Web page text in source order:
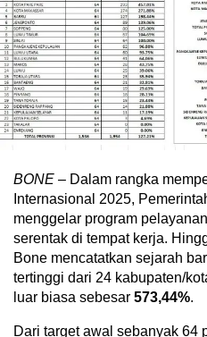
BONE – Dalam rangka
Internasional 2025,
menggelar program
serentak di tempat kerja.
Bone mencatatkan sejarah
tertinggi dari 24 kabupaten/
luar biasa sebesar 573,44%.
Dari target awal sebanyak 64